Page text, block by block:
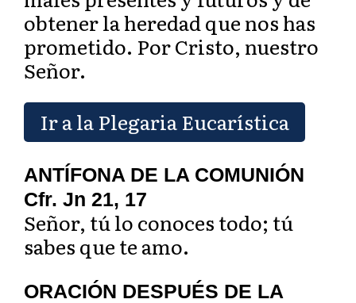
obtener la heredad que nos has
prometido. Por Cristo, nuestro
Señor.
Ir a la Plegaria Eucarística
ANTÍFONA DE LA COMUNIÓN
Cfr. Jn 21, 17
Señor, tú lo conoces todo; tú
sabes que te amo.
ORACIÓN DESPUÉS DE LA